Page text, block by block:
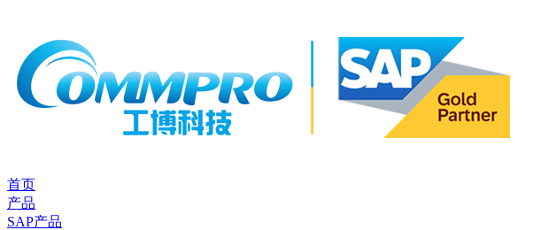
首页
产品
SAP产品